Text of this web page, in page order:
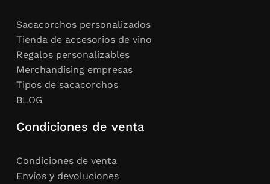
Sacacorchos personalizados
Tienda de accesorios de vino
Regalos personalizables
Merchandising empresas
Tipos de sacacorchos
BLOG
Condiciones de venta
Condiciones de venta
Envíos y devoluciones